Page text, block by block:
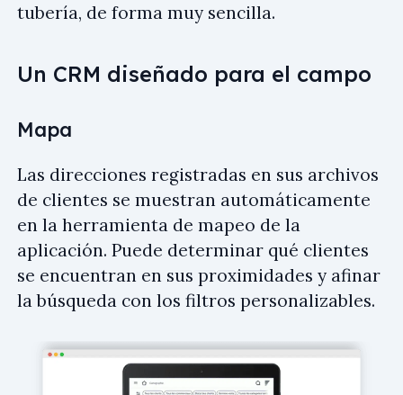
tubería, de forma muy sencilla.
Un CRM diseñado para el campo
Mapa
Las direcciones registradas en sus archivos
de clientes se muestran automáticamente
en la herramienta de mapeo de la
aplicación. Puede determinar qué clientes
se encuentran en sus proximidades y afinar
la búsqueda con los filtros personalizables.